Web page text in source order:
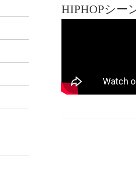
HIPHOPシー